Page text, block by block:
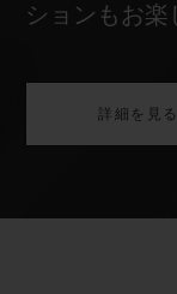
ションもお楽
詳細を見る